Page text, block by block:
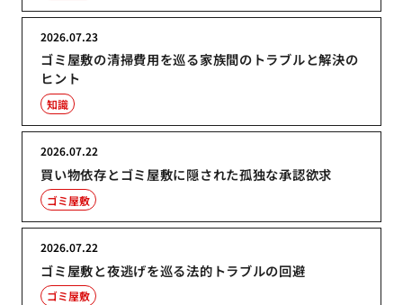
ゴミ屋敷の清掃費用を巡る家族間のトラブルと解決の
ヒント
2026.07.23
知識
買い物依存とゴミ屋敷に隠された孤独な承認欲求
2026.07.22
ゴミ屋敷
ゴミ屋敷と夜逃げを巡る法的トラブルの回避
2026.07.22
ゴミ屋敷